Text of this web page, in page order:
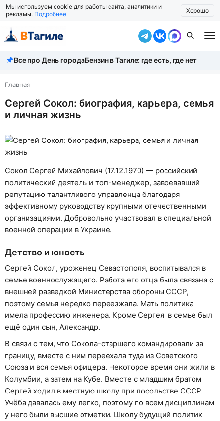
Мы используем cookie для работы сайта, аналитики и
рекламы. Подробнее Хорошо
Все новости
Происшествия
Город
Жизнь
Общество
Рассказать новость
Все про День городаБензин в Тагиле: где есть, где нет
Главная
Сергей Сокол: биография, карьера, семья
и личная жизнь
Сокол Сергей Михайлович (17.12.1970) — российский
политический деятель и топ-менеджер, завоевавший
репутацию талантливого управленца благодаря
эффективному руководству крупными отечественными
организациями. Добровольно участвовал в специальной
военной операции в Украине.
Детство и юность
Сергей Сокол, уроженец Севастополя, воспитывался в
семье военнослужащего. Работа его отца была связана с
внешней разведкой Министерства обороны СССР,
поэтому семья нередко переезжала. Мать политика
имела профессию инженера. Кроме Сергея, в семье был
ещё один сын, Александр.
В связи с тем, что Сокола-старшего командировали за
границу, вместе с ним переехала туда из Советского
Союза и вся семья офицера. Некоторое время они жили в
Колумбии, а затем на Кубе. Вместе с младшим братом
Сергей ходил в местную школу при посольстве СССР.
Учёба давалась ему легко, поэтому по всем дисциплинам
у него были высшие отметки. Школу будущий политик